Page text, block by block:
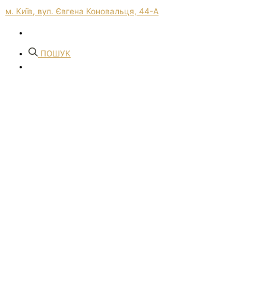
м. Київ, вул. Євгена Коновальця, 44-А
ПОШУК